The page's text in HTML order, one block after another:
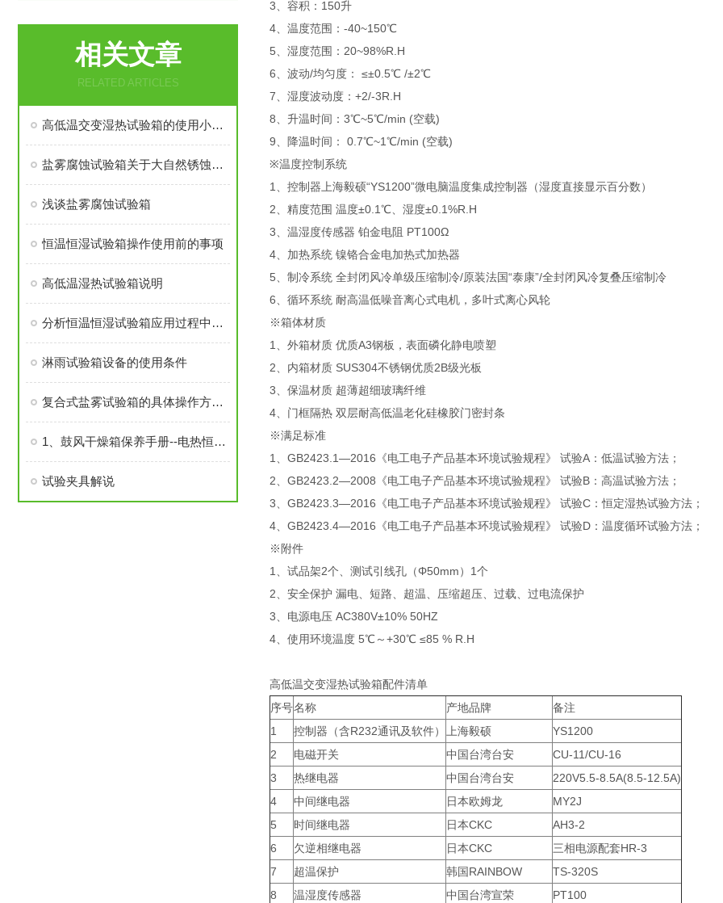
相关文章
RELATED ARTICLES
高低温交变湿热试验箱的使用小常识，现在知道还不晚
盐雾腐蚀试验箱关于大自然锈蚀机理的介绍
浅谈盐雾腐蚀试验箱
恒温恒湿试验箱操作使用前的事项
高低温湿热试验箱说明
分析恒温恒湿试验箱应用过程中可能出现的问题及判定方法
淋雨试验箱设备的使用条件
复合式盐雾试验箱的具体操作方法，看完你就会了
1、鼓风干燥箱保养手册--电热恒温鼓风干燥箱
试验夹具解说
3、容积：150升
4、温度范围：-40~150℃
5、湿度范围：20~98%R.H
6、波动/均匀度： ≤±0.5℃ /±2℃
7、湿度波动度：+2/-3R.H
8、升温时间：3℃~5℃/min (空载)
9、降温时间： 0.7℃~1℃/min (空载)
※温度控制系统
1、控制器上海毅硕“YS1200”微电脑温度集成控制器（湿度直接显示百分数）
2、精度范围 温度±0.1℃、湿度±0.1%R.H
3、温湿度传感器 铂金电阻 PT100Ω
4、加热系统 镍铬合金电加热式加热器
5、制冷系统 全封闭风冷单级压缩制冷/原装法国“泰康”/全封闭风冷复叠压缩制冷
6、循环系统 耐高温低噪音离心式电机，多叶式离心风轮
※箱体材质
1、外箱材质 优质A3钢板，表面磷化静电喷塑
2、内箱材质 SUS304不锈钢优质2B级光板
3、保温材质 超薄超细玻璃纤维
4、门框隔热 双层耐高低温老化硅橡胶门密封条
※满足标准
1、GB2423.1—2016《电工电子产品基本环境试验规程》 试验A：低温试验方法；
2、GB2423.2—2008《电工电子产品基本环境试验规程》 试验B：高温试验方法；
3、GB2423.3—2016《电工电子产品基本环境试验规程》 试验C：恒定湿热试验方法；
4、GB2423.4—2016《电工电子产品基本环境试验规程》 试验D：温度循环试验方法；
※附件
1、试品架2个、测试引线孔（Φ50mm）1个
2、安全保护 漏电、短路、超温、压缩超压、过载、过电流保护
3、电源电压 AC380V±10% 50HZ
4、使用环境温度 5℃～+30℃ ≤85 % R.H
高低温交变湿热试验箱配件清单
序号名称 产地品牌
备注
1
控制器（含R232通讯及软件） 上海毅硕
YS1200
2
电磁开关 中国台湾台安
CU-11/CU-16
3
热继电器 中国台湾台安
220V5.5-8.5A(8.5-12.5A)
4
中间继电器 日本欧姆龙
MY2J
5
时间继电器 日本CKC
AH3-2
6
欠逆相继电器 日本CKC
三相电源配套HR-3
7
超温保护 韩国RAINBOW
TS-320S
8
温湿度传感器 中国台湾宣荣
PT100